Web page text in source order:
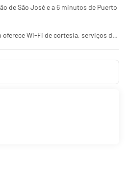
Wi-Fi de cortesia, serviços de
Comfort apresenta edredons de
privativo com chuveiro/banheira
oferece serviço de quarto (horário
semana, entre 6h30 e 9h30.
24 horas. Hotel oferece
a cobrança) está disponível no